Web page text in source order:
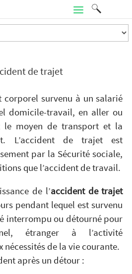
de trajet
corporel survenu à un salarié
domicile-travail, en aller ou
le moyen de transport et la
L’accident de trajet est
par la Sécurité sociale,
que l’accident de travail.
de l’accident de trajet
pendant lequel est survenu
interrompu ou détourné pour
étranger à l’activité
nécessités de la vie courante.
après un détour :